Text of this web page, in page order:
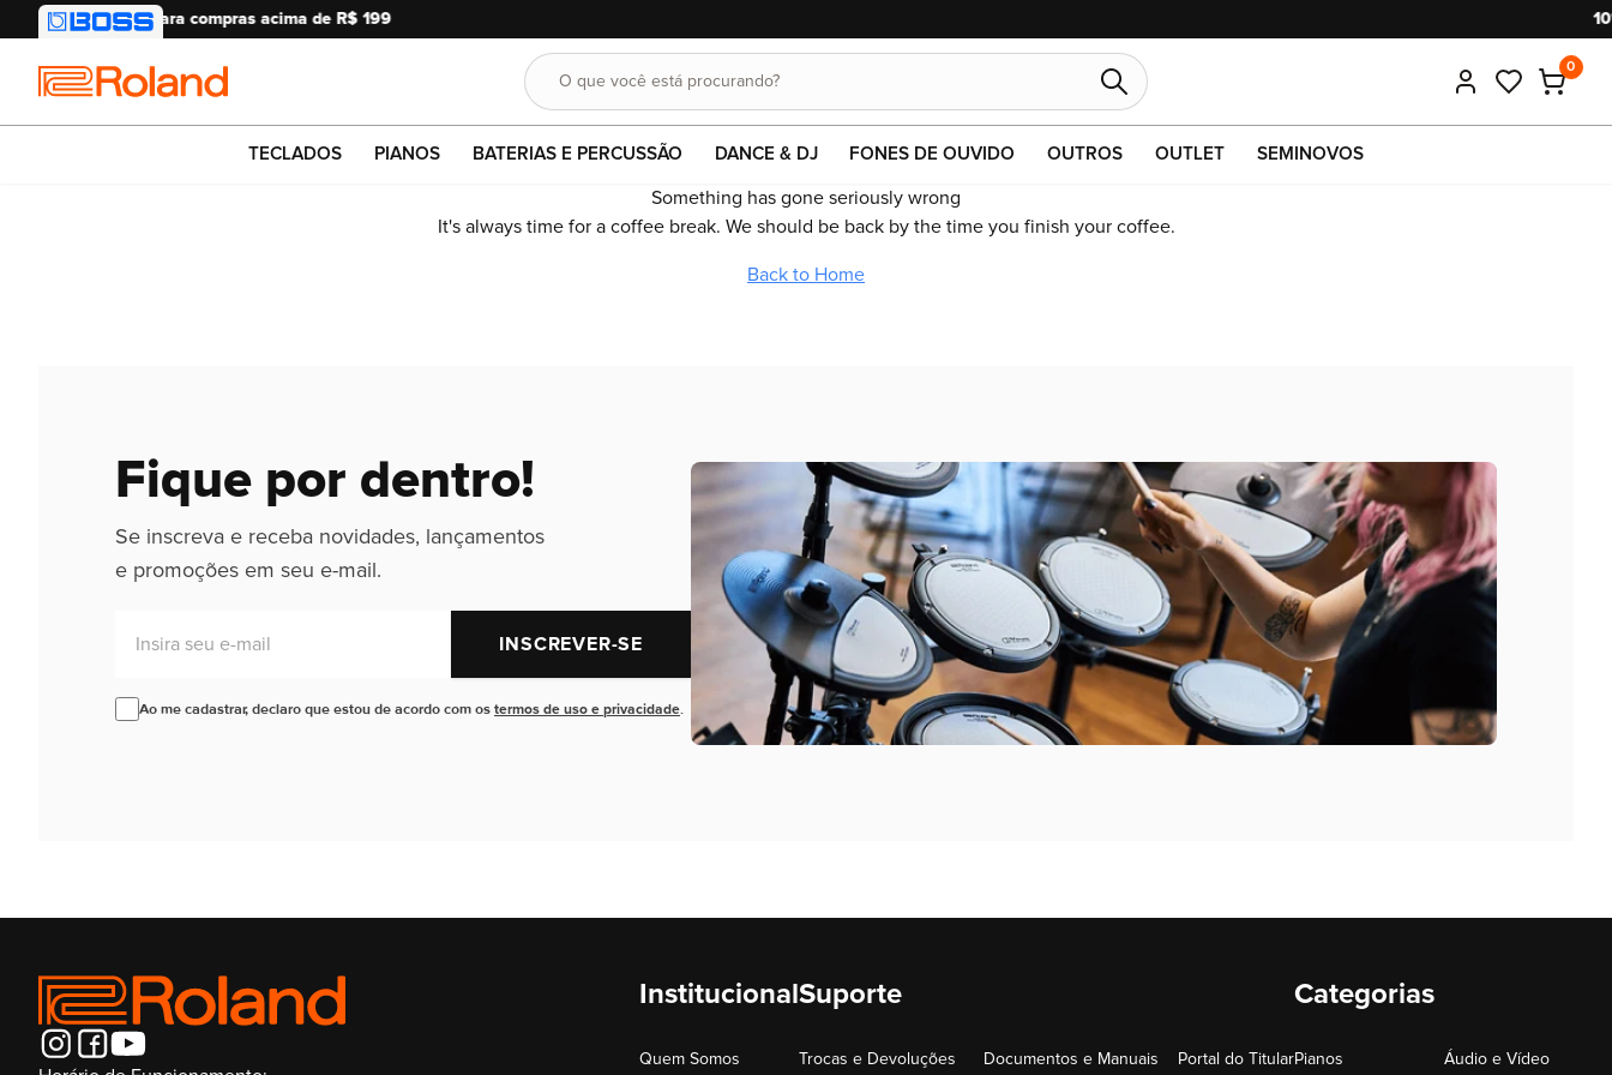
Roland Buscar
O que você está procurando?
0
TECLADOS PIANOS BATERIAS E PERCUSSÃO DANCE & DJ FONES DE OUVIDO OUTROS OUTLET SEMINOVOS
Something has gone seriously wrong
It's always time for a coffee break. We should be back by the time you finish your coffee.
Back to Home
Fique por dentro!
Se inscreva e receba novidades, lançamentos
e promoções em seu e-mail.
INSCREVER-SE
Ao me cadastrar, declaro que estou de acordo com os termos de uso e privacidade
Institucional
Quem Somos
Suporte
Trocas e Devoluções Documentos e Manuais Portal do Titular
Categorias
Pianos Áudio e Vídeo